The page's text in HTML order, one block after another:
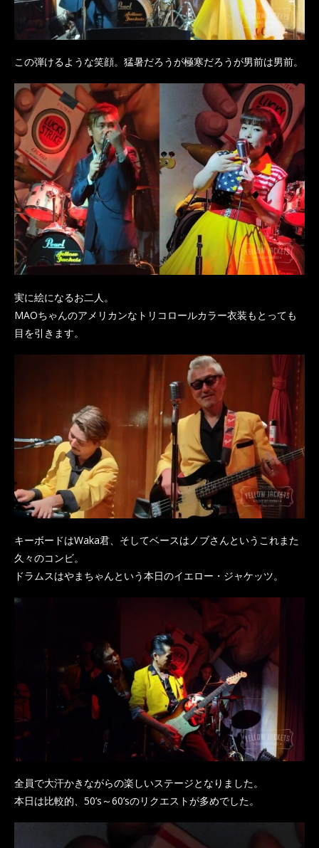
この弾けるような笑顔。猛暑だろうが極寒だろうが男前は男前。
実に絵になるお二人。
MAOちゃんのアメリカンなトリコロールカラー衣装もとっても
目を引きます。
キーボードはWaka君、そしてベースはノブさんというこれまた
久々のコンビ。
ドラムスはやまちゃんという本日のイエロー・ジャケッツ。
全員で大汗かきながらの楽しいステージとなりました。
本日は比較的、50’s～60’sのリクエストが多めでした。